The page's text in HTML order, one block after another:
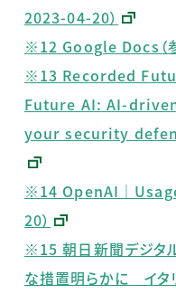
2023-04-20）
※12 Google Docs（
※13 Recorded
Future AI: AI-
your security
※14 OpenAI｜
20）
※15 朝日新聞デジタ
な措置明らかに イタ